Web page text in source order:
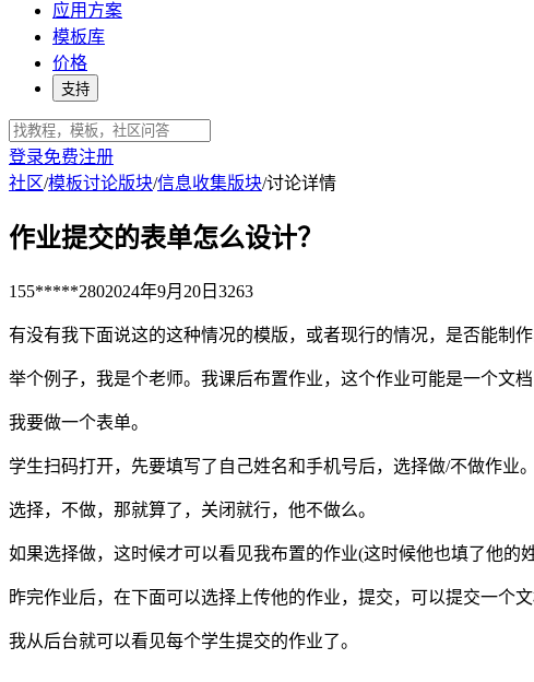
应用方案
模板库
价格
支持
登录免费注册
社区/模板讨论版块/信息收集版块/讨论详情
作业提交的表单怎么设计？
155*****2802024年9月20日 3263
有没有我下面说这的这种情况的模版，或者现行的情况，是否能制作
举个例子，我是个老师。我课后布置作业，这个作业可能是一个文档
我要做一个表单。
学生扫码打开，先要填写了自己姓名和手机号后，选择做/不做作业。
选择，不做，那就算了，关闭就行，他不做么。
如果选择做，这时候才可以看见我布置的作业(这时候他也填了他的
昨完作业后，在下面可以选择上传他的作业，提交，可以提交一个
我从后台就可以看见每个学生提交的作业了。